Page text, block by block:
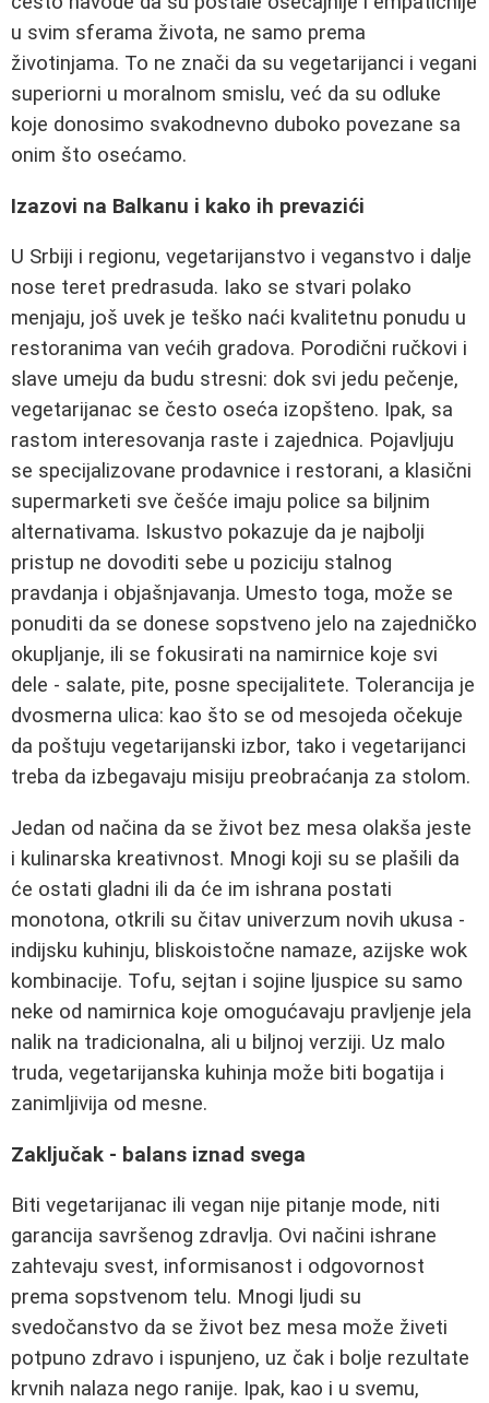
u svim sferama života, ne samo prema
životinjama. To ne znači da su vegetarijanci i vegani
superiorni u moralnom smislu, već da su odluke
koje donosimo svakodnevno duboko povezane sa
onim što osećamo.
Izazovi na Balkanu i kako ih prevazići
U Srbiji i regionu, vegetarijanstvo i veganstvo i dalje
nose teret predrasuda. Iako se stvari polako
menjaju, još uvek je teško naći kvalitetnu ponudu u
restoranima van većih gradova. Porodični ručkovi i
slave umeju da budu stresni: dok svi jedu pečenje,
vegetarijanac se često oseća izopšteno. Ipak, sa
rastom interesovanja raste i zajednica. Pojavljuju
se specijalizovane prodavnice i restorani, a klasični
supermarketi sve češće imaju police sa biljnim
alternativama. Iskustvo pokazuje da je najbolji
pristup ne dovoditi sebe u poziciju stalnog
pravdanja i objašnjavanja. Umesto toga, može se
ponuditi da se donese sopstveno jelo na zajedničko
okupljanje, ili se fokusirati na namirnice koje svi
dele - salate, pite, posne specijalitete. Tolerancija je
dvosmerna ulica: kao što se od mesojeda očekuje
da poštuju vegetarijanski izbor, tako i vegetarijanci
treba da izbegavaju misiju preobraćanja za stolom.
Jedan od načina da se život bez mesa olakša jeste
i kulinarska kreativnost. Mnogi koji su se plašili da
će ostati gladni ili da će im ishrana postati
monotona, otkrili su čitav univerzum novih ukusa -
indijsku kuhinju, bliskoistočne namaze, azijske wok
kombinacije. Tofu, sejtan i sojine ljuspice su samo
neke od namirnica koje omogućavaju pravljenje jela
nalik na tradicionalna, ali u biljnoj verziji. Uz malo
truda, vegetarijanska kuhinja može biti bogatija i
zanimljivija od mesne.
Zaključak - balans iznad svega
Biti vegetarijanac ili vegan nije pitanje mode, niti
garancija savršenog zdravlja. Ovi načini ishrane
zahtevaju svest, informisanost i odgovornost
prema sopstvenom telu. Mnogi ljudi su
svedočanstvo da se život bez mesa može živeti
potpuno zdravo i ispunjeno, uz čak i bolje rezultate
krvnih nalaza nego ranije. Ipak, kao i u svemu,